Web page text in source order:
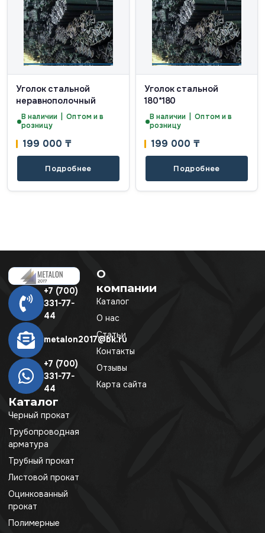
Уголок стальной
неравнополочный
В наличии | Оптом и в
розницу
199 000 ₸
Подробнее
Уголок стальной
180*180
В наличии | Оптом и в
розницу
199 000 ₸
Подробнее
+7 (700)
331-77-
44
metalon2017@bk.ru
+7 (700)
331-77-
44
Каталог
Черный прокат
Трубопроводная
арматура
Трубный прокат
Листовой прокат
Оцинкованный
прокат
Полимерные
О
компании
Каталог
О нас
Статьи
Контакты
Отзывы
Карта сайта